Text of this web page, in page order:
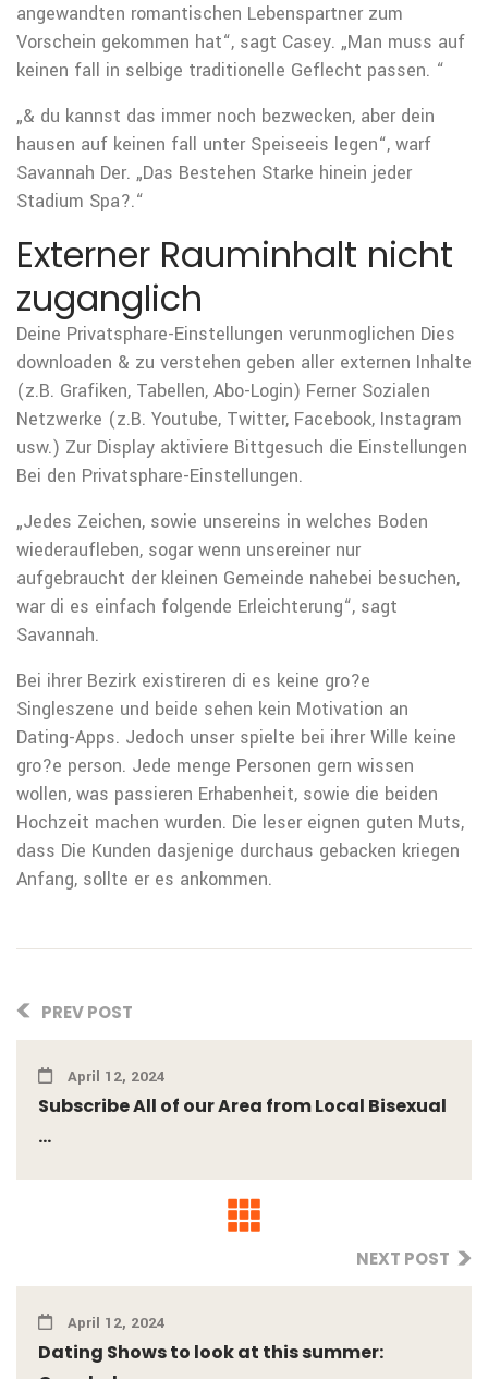
angewandten romantischen Lebenspartner zum
Vorschein gekommen hat“, sagt Casey. „Man muss auf
keinen fall in selbige traditionelle Geflecht passen. “
„& du kannst das immer noch bezwecken, aber dein
hausen auf keinen fall unter Speiseeis legen“, warf
Savannah Der. „Das Bestehen Starke hinein jeder
Stadium Spa?.“
Externer Rauminhalt nicht
zuganglich
Deine Privatsphare-Einstellungen verunmoglichen Dies
downloaden & zu verstehen geben aller externen Inhalte
(z.B. Grafiken, Tabellen, Abo-Login) Ferner Sozialen
Netzwerke (z.B. Youtube, Twitter, Facebook, Instagram
usw.) Zur Display aktiviere Bittgesuch die Einstellungen
Bei den Privatsphare-Einstellungen.
„Jedes Zeichen, sowie unsereins in welches Boden
wiederaufleben, sogar wenn unsereiner nur
aufgebraucht der kleinen Gemeinde nahebei besuchen,
war di es einfach folgende Erleichterung“, sagt
Savannah.
Bei ihrer Bezirk existireren di es keine gro?e
Singleszene und beide sehen kein Motivation an
Dating-Apps. Jedoch unser spielte bei ihrer Wille keine
gro?e person. Jede menge Personen gern wissen
wollen, was passieren Erhabenheit, sowie die beiden
Hochzeit machen wurden. Die leser eignen guten Muts,
dass Die Kunden dasjenige durchaus gebacken kriegen
Anfang, sollte er es ankommen.
PREV POST
April 12, 2024
Subscribe All of our Area from Local Bisexual
...
NEXT POST
April 12, 2024
Dating Shows to look at this summer: